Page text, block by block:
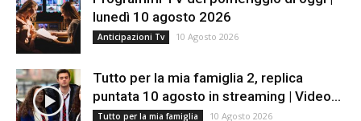
lunedì 10 agosto 2026
Anticipazioni Tv 10 Agosto 2026
Tutto per la mia famiglia 2, replica
puntata 10 agosto in streaming | Video...
Tutto per la mia famiglia 10 Agosto 2026